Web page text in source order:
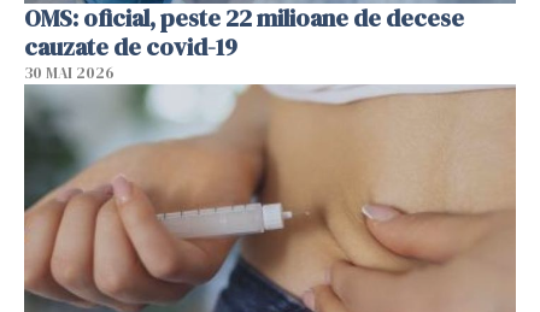
OMS: oficial, peste 22 milioane de decese
cauzate de covid-19
30 MAI 2026